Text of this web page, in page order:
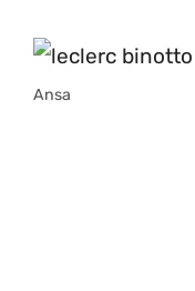
Ansa